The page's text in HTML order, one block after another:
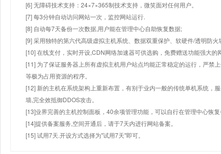
[6] 无障碍技术支持：24×7×365制技术支持，微笑面对任何用户。
[7] 每3分钟自动访问网站一次，监控网站运行.
[8] 自动每7天备份一次数据,用户能在管理中心自助恢复数据;
[9] 采用独特的第六代高级虚拟主机系统、数据双重保护、软硬件/透明防火
[10] 在线支付，实时开设,CDN网络加速器可供选购，免费赠送功能强大
[11] 为了保证服务器上所有虚拟主机用户站点均能正常稳定的运行，严禁
等极为占用资源的程序。
[12] 新的主机在系统架构上重新布置，有别于业内一般的传统单机系统，
墙,完全效抵御DDOS攻击。
[13]业界完善的主机控制面板，40余项管理功能，可以自行在管理中心恢
[14]提供备案服务,空间开通后，请于7天内进行网站备案。
[15] 试用7天.开设方式选择为"试用7天"即可。